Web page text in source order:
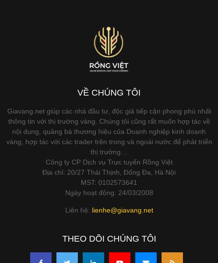
VỀ CHÚNG TÔI
Giavang.net giúp các nhà đầu tư, độc giả tiếp cận phong phú nhất
thông tin với thị trường vàng. Chúng tôi cũng rất muốn hợp tác về
nội dung, quảng bá thương hiệu của Doanh nghiệp kinh doanh
vàng, hợp tác với các trader trên trong và ngoài nước để phát triển
thị trường…
Công ty CP Dịch vụ Trực tuyến Rồng Việt
Địa chỉ: 20/27 Thái Thịnh, Đống Đa, Hà Nội
MST: 0102573641
Ngày hoạt động: 24/03/2008
Liên hệ: lienhe@giavang.net
THEO DÕI CHÚNG TÔI